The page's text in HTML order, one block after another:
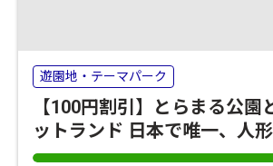
遊園地・テーマパーク
【100円割引】とらまる公園
ットランド 日本で唯一、人形劇のテーマ
パーク